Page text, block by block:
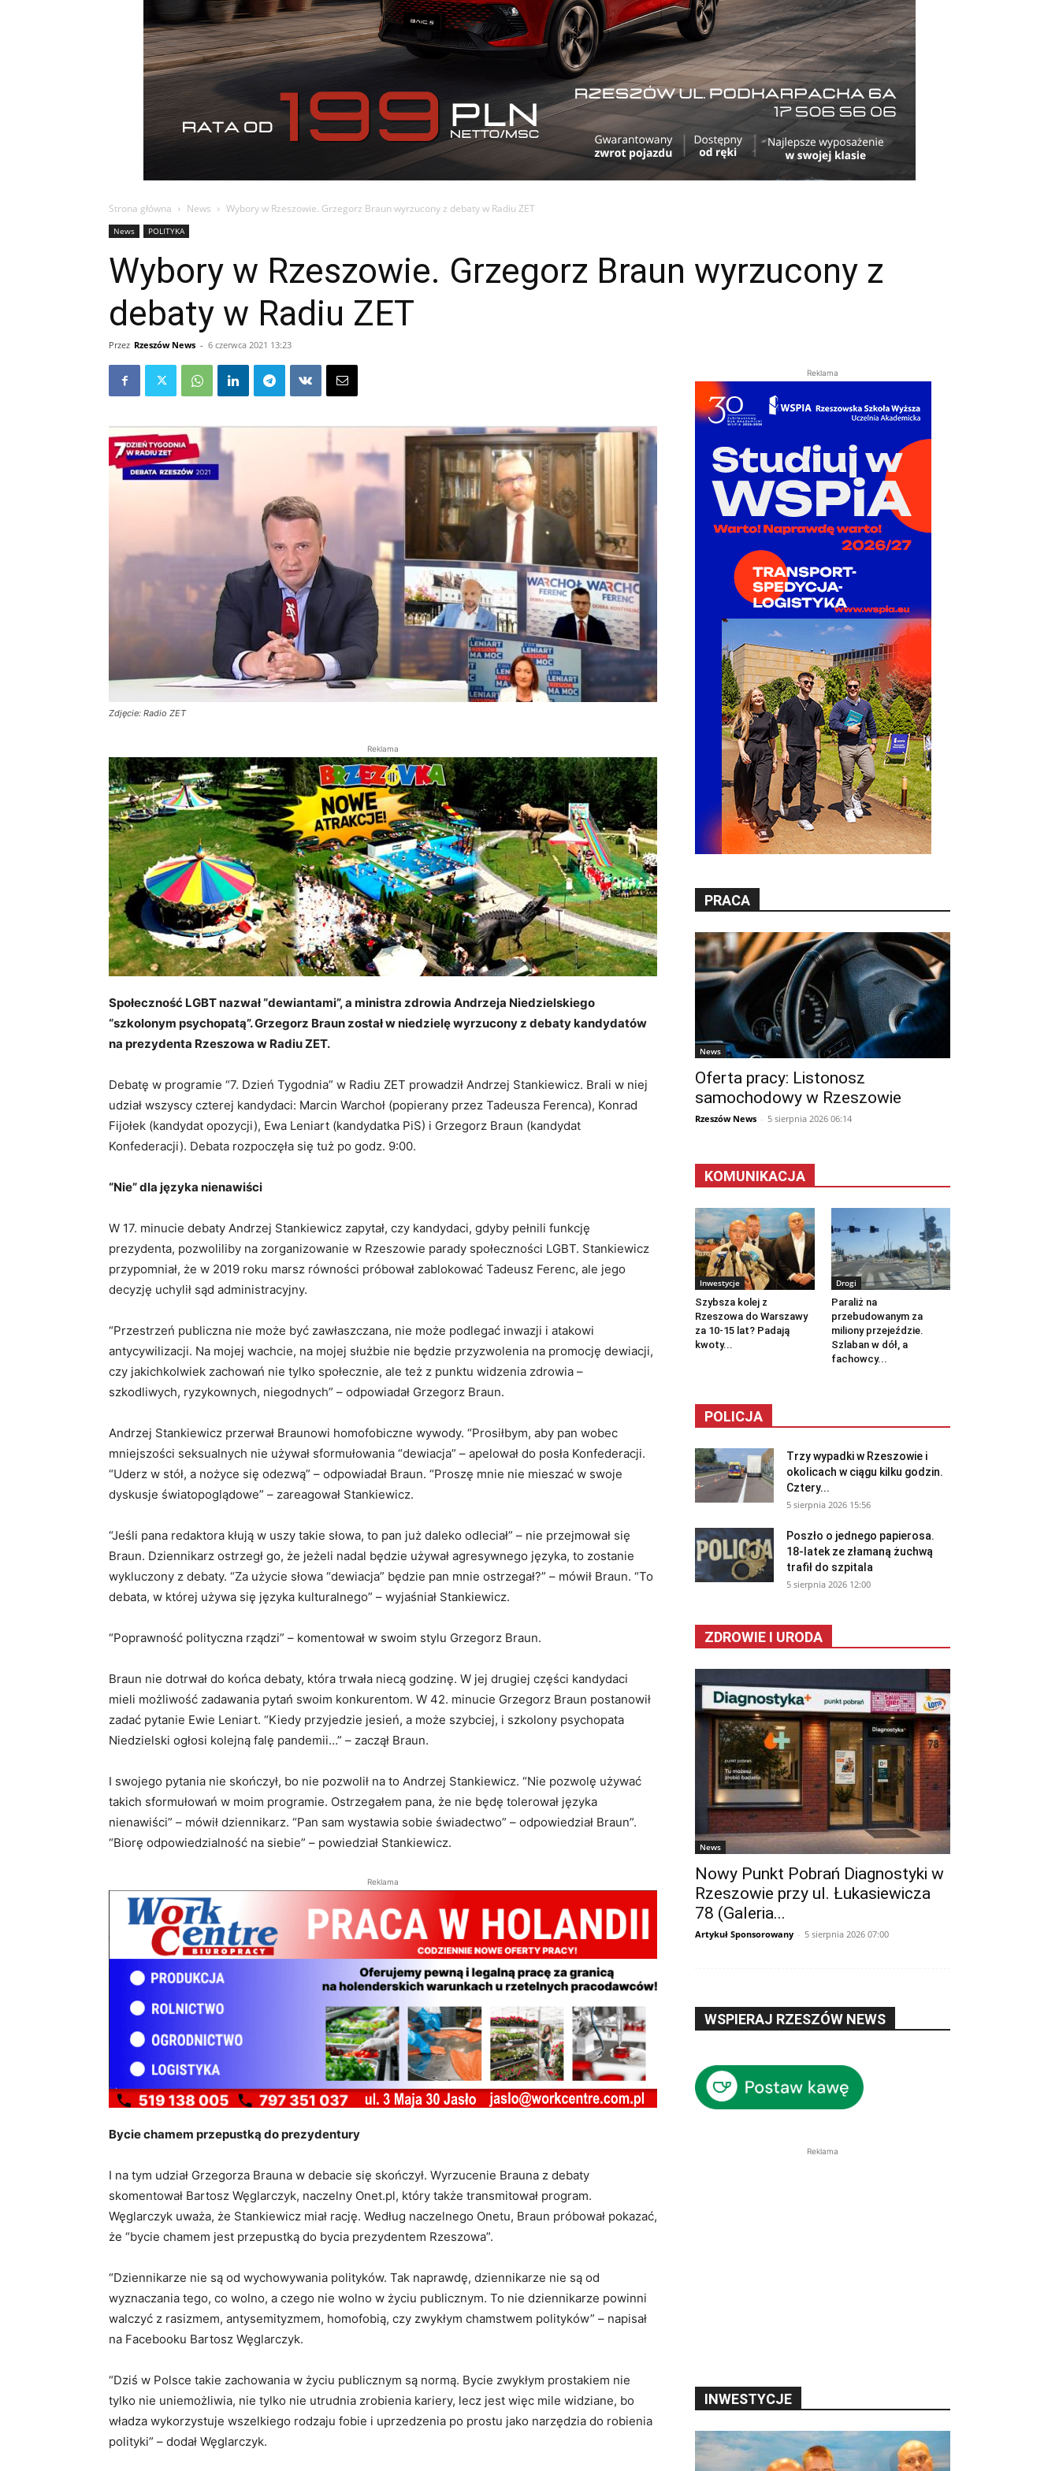
Strona główna News Wybory w Rzeszowie. Grzegorz Braun wyrzucony z debaty w Radiu ZET
News POLITYKA
Wybory w Rzeszowie. Grzegorz Braun wyrzucony z
debaty w Radiu ZET
Przez Rzeszów News - 6 czerwca 2021 13:23
Zdjęcie: Radio ZET
Reklama
Społeczność LGBT nazwał “dewiantami”, a ministra zdrowia Andrzeja Niedzielskiego
“szkolonym psychopatą”. Grzegorz Braun został w niedzielę wyrzucony z debaty kandydatów
na prezydenta Rzeszowa w Radiu ZET.
Debatę w programie “7. Dzień Tygodnia” w Radiu ZET prowadził Andrzej Stankiewicz. Brali w niej
udział wszyscy czterej kandydaci: Marcin Warchoł (popierany przez Tadeusza Ferenca), Konrad
Fijołek (kandydat opozycji), Ewa Leniart (kandydatka PiS) i Grzegorz Braun (kandydat
Konfederacji). Debata rozpoczęła się tuż po godz. 9:00.
“Nie” dla języka nienawiści
W 17. minucie debaty Andrzej Stankiewicz zapytał, czy kandydaci, gdyby pełnili funkcję
prezydenta, pozwoliliby na zorganizowanie w Rzeszowie parady społeczności LGBT. Stankiewicz
przypomniał, że w 2019 roku marsz równości próbował zablokować Tadeusz Ferenc, ale jego
decyzję uchylił sąd administracyjny.
“Przestrzeń publiczna nie może być zawłaszczana, nie może podlegać inwazji i atakowi
antycywilizacji. Na mojej wachcie, na mojej służbie nie będzie przyzwolenia na promocję dewiacji,
czy jakichkolwiek zachowań nie tylko społecznie, ale też z punktu widzenia zdrowia –
szkodliwych, ryzykownych, niegodnych” – odpowiadał Grzegorz Braun.
Andrzej Stankiewicz przerwał Braunowi homofobiczne wywody. “Prosiłbym, aby pan wobec
mniejszości seksualnych nie używał sformułowania “dewiacja” – apelował do posła Konfederacji.
“Uderz w stół, a nożyce się odezwą” – odpowiadał Braun. “Proszę mnie nie mieszać w swoje
dyskusje światopoglądowe” – zareagował Stankiewicz.
“Jeśli pana redaktora kłują w uszy takie słowa, to pan już daleko odleciał” – nie przejmował się
Braun. Dziennikarz ostrzegł go, że jeżeli nadal będzie używał agresywnego języka, to zostanie
wykluczony z debaty. “Za użycie słowa “dewiacja” będzie pan mnie ostrzegał?” – mówił Braun. “To
debata, w której używa się języka kulturalnego” – wyjaśniał Stankiewicz.
“Poprawność polityczna rządzi” – komentował w swoim stylu Grzegorz Braun.
Braun nie dotrwał do końca debaty, która trwała niecą godzinę. W jej drugiej części kandydaci
mieli możliwość zadawania pytań swoim konkurentom. W 42. minucie Grzegorz Braun postanowił
zadać pytanie Ewie Leniart. “Kiedy przyjedzie jesień, a może szybciej, i szkolony psychopata
Niedzielski ogłosi kolejną falę pandemii…” – zaczął Braun.
I swojego pytania nie skończył, bo nie pozwolił na to Andrzej Stankiewicz. “Nie pozwolę używać
takich sformułowań w moim programie. Ostrzegałem pana, że nie będę tolerował języka
nienawiści” – mówił dziennikarz. “Pan sam wystawia sobie świadectwo” – odpowiedział Braun”.
“Biorę odpowiedzialność na siebie” – powiedział Stankiewicz.
Reklama
Bycie chamem przepustką do prezydentury
I na tym udział Grzegorza Brauna w debacie się skończył. Wyrzucenie Brauna z debaty
skomentował Bartosz Węglarczyk, naczelny Onet.pl, który także transmitował program.
Węglarczyk uważa, że Stankiewicz miał rację. Według naczelnego Onetu, Braun próbował pokazać,
że “bycie chamem jest przepustką do bycia prezydentem Rzeszowa”.
“Dziennikarze nie są od wychowywania polityków. Tak naprawdę, dziennikarze nie są od
wyznaczania tego, co wolno, a czego nie wolno w życiu publicznym. To nie dziennikarze powinni
walczyć z rasizmem, antysemityzmem, homofobią, czy zwykłym chamstwem polityków” – napisał
na Facebooku Bartosz Węglarczyk.
“Dziś w Polsce takie zachowania w życiu publicznym są normą. Bycie zwykłym prostakiem nie
tylko nie uniemożliwia, nie tylko nie utrudnia zrobienia kariery, lecz jest więc mile widziane, bo
władza wykorzystuje wszelkiego rodzaju fobie i uprzedzenia po prostu jako narzędzia do robienia
polityki” – dodał Węglarczyk.
Reklama
PRACA
News
Oferta pracy: Listonosz
samochodowy w Rzeszowie
Rzeszów News - 5 sierpnia 2026 06:14
KOMUNIKACJA
Inwestycje
Szybsza kolej z
Rzeszowa do Warszawy
za 10-15 lat? Padają
kwoty...
Drogi
Paraliż na
przebudowanym za
miliony przejeździe.
Szlaban w dół, a
fachowcy...
POLICJA
Trzy wypadki w Rzeszowie i
okolicach w ciągu kilku godzin.
Cztery...
5 sierpnia 2026 15:56
Poszło o jednego papierosa.
18-latek ze złamaną żuchwą
trafił do szpitala
5 sierpnia 2026 12:00
ZDROWIE I URODA
News
Nowy Punkt Pobrań Diagnostyki w
Rzeszowie przy ul. Łukasiewicza
78 (Galeria...
Artykuł Sponsorowany - 5 sierpnia 2026 07:00
WSPIERAJ RZESZÓW NEWS
Reklama
INWESTYCJE